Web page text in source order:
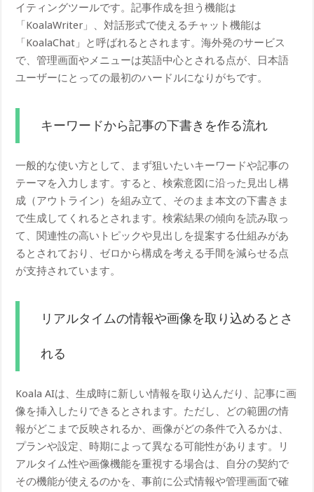
イティングツールです。記事作成を担う機能は
「KoalaWriter」、対話形式で使えるチャット機能は
「KoalaChat」と呼ばれるとされます。海外発のサービス
で、管理画面やメニューは英語中心とされる点が、日本語
ユーザーにとっての最初のハードルになりがちです。
キーワードから記事の下書きを作る流れ
一般的な使い方として、まず狙いたいキーワードや記事の
テーマを入力します。すると、検索意図に沿った見出し構
成（アウトライン）を組み立て、そのまま本文の下書きま
で生成してくれるとされます。検索結果の傾向を読み取っ
て、関連性の高いトピックや見出しを提案する仕組みがあ
るとされており、ゼロから構成を考える手間を減らせる点
が支持されています。
リアルタイムの情報や画像を取り込めるとさ
れる
Koala AIは、生成時に新しい情報を取り込んだり、記事に画
像を挿入したりできるとされます。ただし、どの範囲の情
報がどこまで反映されるか、画像がどの条件で入るかは、
プランや設定、時期によって異なる可能性があります。リ
アルタイム性や画像機能を重視する場合は、自分の契約で
その機能が使えるのかを、事前に公式情報や管理画面で確